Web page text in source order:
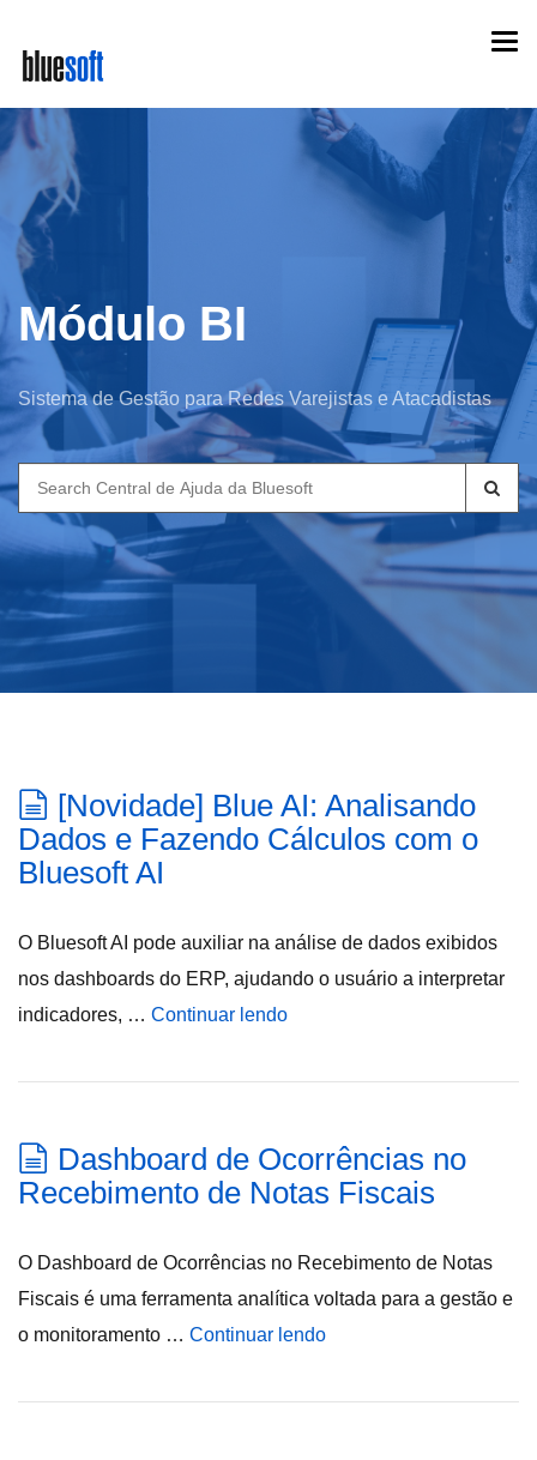
main
content
Módulo BI
Sistema de Gestão para Redes Varejistas e Atacadistas
Search
for:
[Novidade] Blue AI: Analisando
Dados e Fazendo Cálculos com o
Bluesoft AI
O Bluesoft AI pode auxiliar na análise de dados exibidos
nos dashboards do ERP, ajudando o usuário a interpretar
indicadores, … Continuar lendo
Dashboard de Ocorrências no
Recebimento de Notas Fiscais
O Dashboard de Ocorrências no Recebimento de Notas
Fiscais é uma ferramenta analítica voltada para a gestão e
o monitoramento … Continuar lendo